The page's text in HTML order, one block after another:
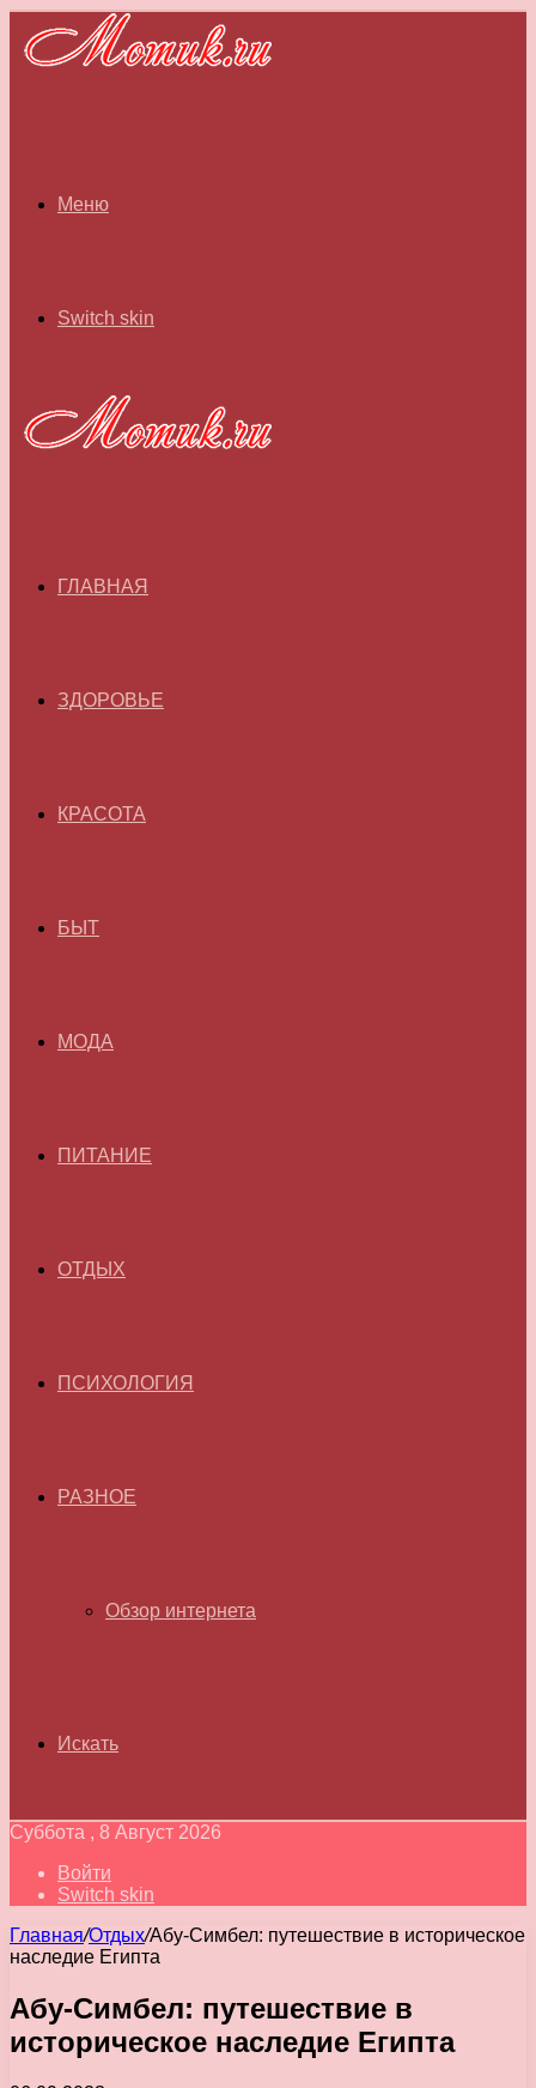
Меню
Switch skin
ГЛАВНАЯ
ЗДОРОВЬЕ
КРАСОТА
БЫТ
МОДА
ПИТАНИЕ
ОТДЫХ
ПСИХОЛОГИЯ
РАЗНОЕ
Обзор интернета
Искать
Суббота , 8 Август 2026
Войти
Switch skin
Главная/Отдых/Абу-Симбел: путешествие в историческое
наследие Египта
Абу-Симбел: путешествие в
историческое наследие Египта